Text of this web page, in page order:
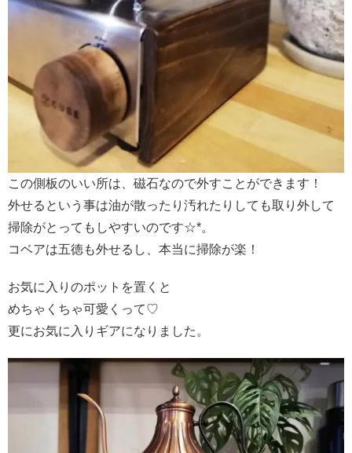
この側板のいい所は、磁石なので外すことができます！
外せるという事は油が散ったり汚れたりしても取り外して
掃除がとってもしやすいのです☆*。
コベアは五徳も外せるし、本当に掃除が楽！
お気に入りのポットを置くと
めちゃくちゃ可愛くって♡
更にお気に入りギアになりました。